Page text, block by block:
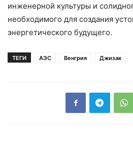
инженерной культуры и
необходимого для создания
энергетического будущего.
ТЕГИ АЭС Венгрия Джизак